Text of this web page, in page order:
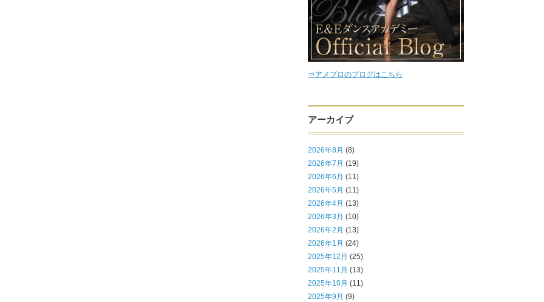
⇒アメブロのブログはこちら
アーカイブ
2026年8月 (8)
2026年7月 (19)
2026年6月 (11)
2026年5月 (11)
2026年4月 (13)
2026年3月 (10)
2026年2月 (13)
2026年1月 (24)
2025年12月 (25)
2025年11月 (13)
2025年10月 (11)
2025年9月 (9)